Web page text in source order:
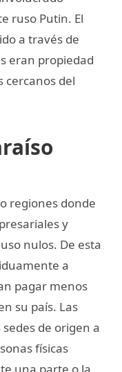
ruso Putin. El
a través de
eran propiedad
cercanos del
regiones donde
y
nulos. De esta
a
pagar menos
su país. Las
de origen a
físicas
una parte o la